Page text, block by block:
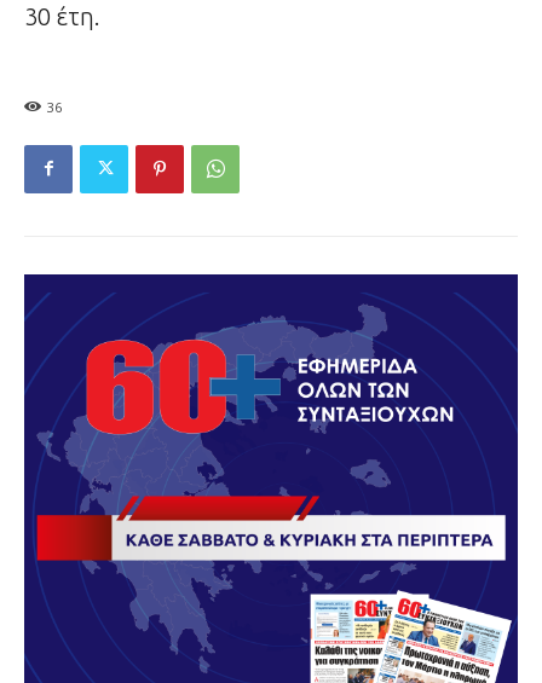
30 έτη.
36